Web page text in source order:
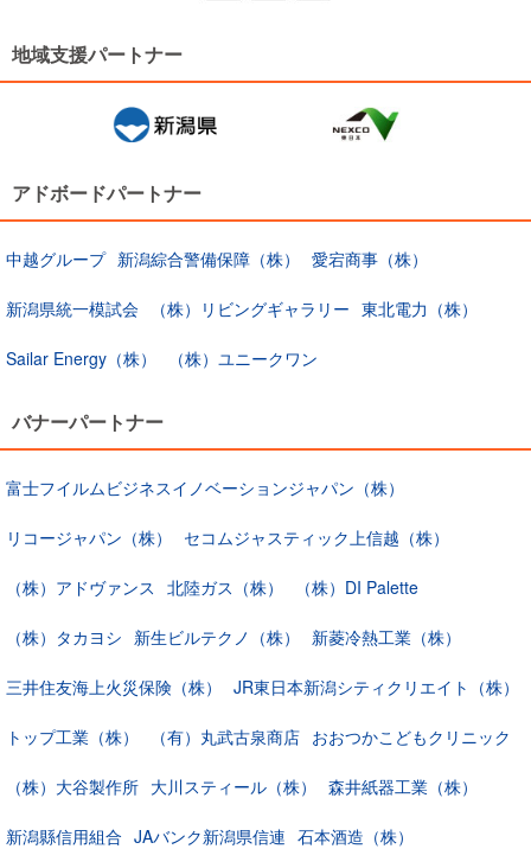
地域支援パートナー
アドボードパートナー
中越グループ 新潟綜合警備保障（株） 愛宕商事（株）
新潟県統一模試会 （株）リビングギャラリー 東北電力（株）
Sailar Energy（株） （株）ユニークワン
バナーパートナー
富士フイルムビジネスイノベーションジャパン（株）
リコージャパン（株） セコムジャスティック上信越（株）
（株）アドヴァンス 北陸ガス（株） （株）DI Palette
（株）タカヨシ 新生ビルテクノ（株） 新菱冷熱工業（株）
三井住友海上火災保険（株） JR東日本新潟シティクリエイト（株）
トップ工業（株） （有）丸武古泉商店 おおつかこどもクリニック
（株）大谷製作所 大川スティール（株） 森井紙器工業（株）
新潟縣信用組合 JAバンク新潟県信連 石本酒造（株）